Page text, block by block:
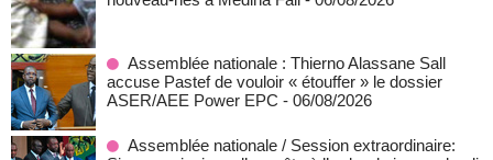
Assemblée nationale : Thierno Alassane Sall
accuse Pastef de vouloir « étouffer » le dossier
ASER/AEE Power EPC - 06/08/2026
Assemblée nationale / Session extraordinaire: